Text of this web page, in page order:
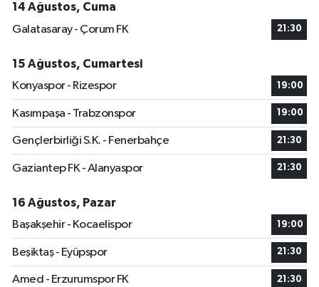
14 Ağustos, Cuma
Galatasaray - Çorum FK
21:30
15 Ağustos, Cumartesi
Konyaspor - Rizespor
19:00
Kasımpaşa - Trabzonspor 19:00
Gençlerbirliği S.K. - Fenerbahçe 21:30
Gaziantep FK - Alanyaspor 21:30
16 Ağustos, Pazar
Başakşehir - Kocaelispor
19:00
Beşiktaş - Eyüpspor 21:30
Amed - Erzurumspor FK 21:30